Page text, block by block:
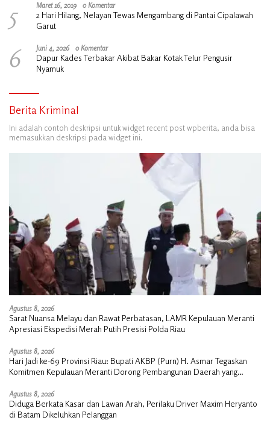
5 Maret 16, 2019 0 Komentar
2 Hari Hilang, Nelayan Tewas Mengambang di Pantai Cipalawah
Garut
6 Juni 4, 2026 0 Komentar
Dapur Kades Terbakar Akibat Bakar Kotak Telur Pengusir
Nyamuk
Berita Kriminal
Ini adalah contoh deskripsi untuk widget recent post wpberita, anda bisa
memasukkan deskripsi pada widget ini.
Agustus 8, 2026
Sarat Nuansa Melayu dan Rawat Perbatasan, LAMR Kepulauan Meranti
Apresiasi Ekspedisi Merah Putih Presisi Polda Riau
Agustus 8, 2026
Hari Jadi ke-69 Provinsi Riau: Bupati AKBP (Purn) H. Asmar Tegaskan
Komitmen Kepulauan Meranti Dorong Pembangunan Daerah yang
Agustus 8, 2026
Diduga Berkata Kasar dan Lawan Arah, Perilaku Driver Maxim Heryanto
di Batam Dikeluhkan Pelanggan